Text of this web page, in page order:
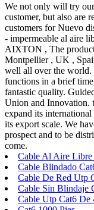
We not only will try
customer, but also are
customers for Nuevo
- impermeable al aire
AIXTON , The
Montpellier , UK ,
well all over the world.
functions in a brief
fantastic quality.
Union and Innovation.
expand its
its export scale. We
prospect and to be
come.
Cable Al Aire Libre
Cable Blindado
Cable De Red Utp
Cable Sin Blindaje
Cable Utp Cat6 De